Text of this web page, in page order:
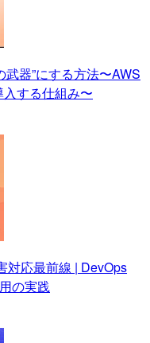
武器”にする方法〜AWS
する仕組み〜
対応最前線 | DevOps
の実践